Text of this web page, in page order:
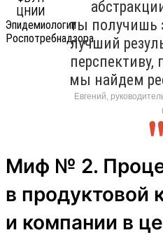
ты получишь
лучший
перспективу,
мы найдем
Евгений,
Миф № 2.
в продуктовой
и компании в